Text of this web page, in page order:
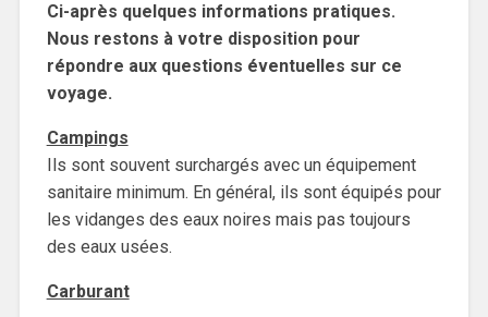
Ci-après quelques informations pratiques.
Nous restons à votre disposition pour
répondre aux questions éventuelles sur ce
voyage.
Campings
Ils sont souvent surchargés avec un équipement
sanitaire minimum. En général, ils sont équipés pour
les vidanges des eaux noires mais pas toujours
des eaux usées.
Carburant